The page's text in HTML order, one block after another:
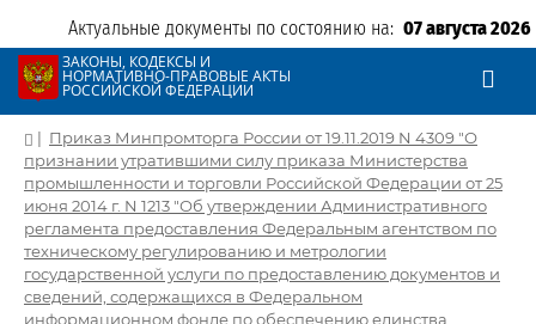
Актуальные документы по состоянию на: 07 августа 2026
ЗАКОНЫ, КОДЕКСЫ И
НОРМАТИВНО-ПРАВОВЫЕ АКТЫ
РОССИЙСКОЙ ФЕДЕРАЦИИ
| Приказ Минпромторга России от 19.11.2019 N 4309 "О
признании утратившими силу приказа Министерства
промышленности и торговли Российской Федерации от 25
июня 2014 г. N 1213 "Об утверждении Административного
регламента предоставления Федеральным агентством по
техническому регулированию и метрологии
государственной услуги по предоставлению документов и
сведений, содержащихся в Федеральном
информационном фонде по обеспечению единства